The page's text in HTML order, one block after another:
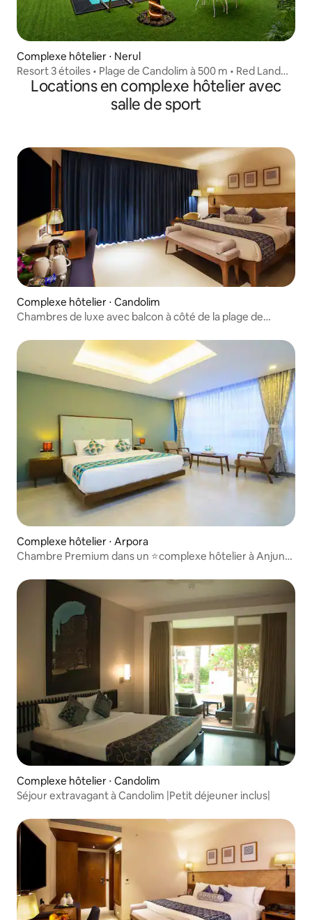
Complexe hôtelier ⋅ Nerul
Resort 3 étoiles • Plage de Candolim à 500 m • Red Land
GoaLocations en complexe hôtelier avec
salle de sport
Complexe hôtelier ⋅ Candolim
Chambres de luxe avec balcon à côté de la plage de
Complexe hôtelier ⋅ Arpora
Chambre Premium dans un ⭐️complexe hôtelier à Anjuna
Complexe hôtelier ⋅ Candolim
Séjour extravagant à Candolim |Petit déjeuner inclus|